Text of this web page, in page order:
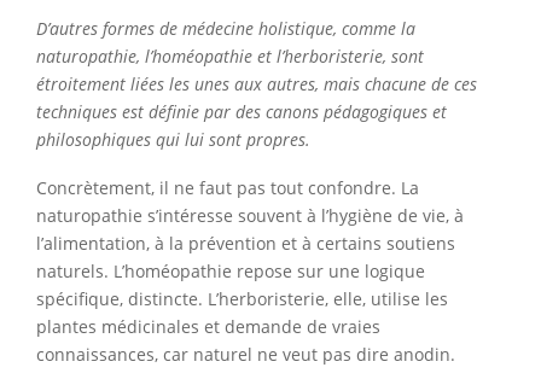
D’autres formes de médecine holistique, comme la
naturopathie, l’homéopathie et l’herboristerie, sont
étroitement liées les unes aux autres, mais chacune de ces
techniques est définie par des canons pédagogiques et
philosophiques qui lui sont propres.
Concrètement, il ne faut pas tout confondre. La
naturopathie s’intéresse souvent à l’hygiène de vie, à
l’alimentation, à la prévention et à certains soutiens
naturels. L’homéopathie repose sur une logique
spécifique, distincte. L’herboristerie, elle, utilise les
plantes médicinales et demande de vraies
connaissances, car naturel ne veut pas dire anodin.